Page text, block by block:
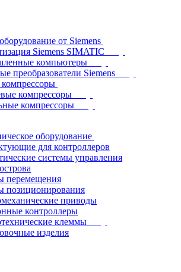
от Siemens
Siemens SIMATIC
компьютеры
преобразователи Siemens
компрессоры
компрессоры
оборудование
для контроллеров
системы управления
перемещения
позиционирования
приводы
контроллеры
клеммы
изделия